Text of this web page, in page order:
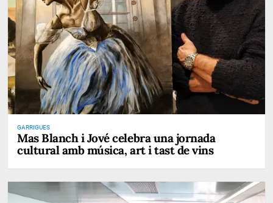
GARRIGUES
Mas Blanch i Jové celebra una jornada
cultural amb música, art i tast de vins